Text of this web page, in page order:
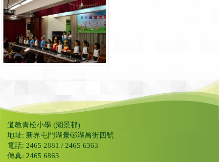
道教青松小學 (湖景邨)
地址: 新界屯門湖景邨湖昌街四號
電話: 2465 2881 / 2465 6363
傳真: 2465 6863